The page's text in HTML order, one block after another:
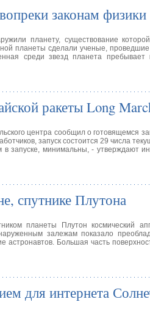
законам физики
планету, существование
планеты сделали ученые,
среди звезд планета
ракеты Long
центра сообщил о готовящемся
запуск состоится 29 числа
запуске, минимальны, - утверждают
спутнике Плутона
планеты Плутон космический
залежам показало
Большая часть
для интернета